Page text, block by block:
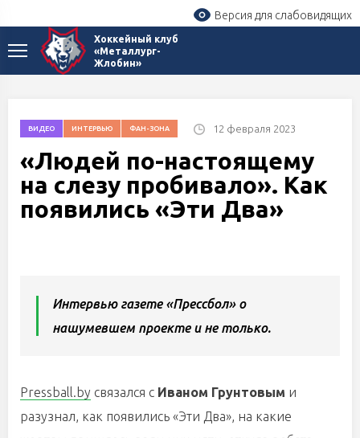
Версия для слабовидящих
Хоккейный клуб
«Металлург-
Жлобин»
ВИДЕО ИНТЕРВЬЮ ФАН-ЗОНА 12 февраля 2023
«Людей по-настоящему
на слезу пробивало». Как
появились «Эти Два»
Интервью газете «Прессбол» о
нашумевшем проекте и не только.
Pressball.by связался с Иваном Грунтовым и
разузнал, как появились «Эти Два», на какие